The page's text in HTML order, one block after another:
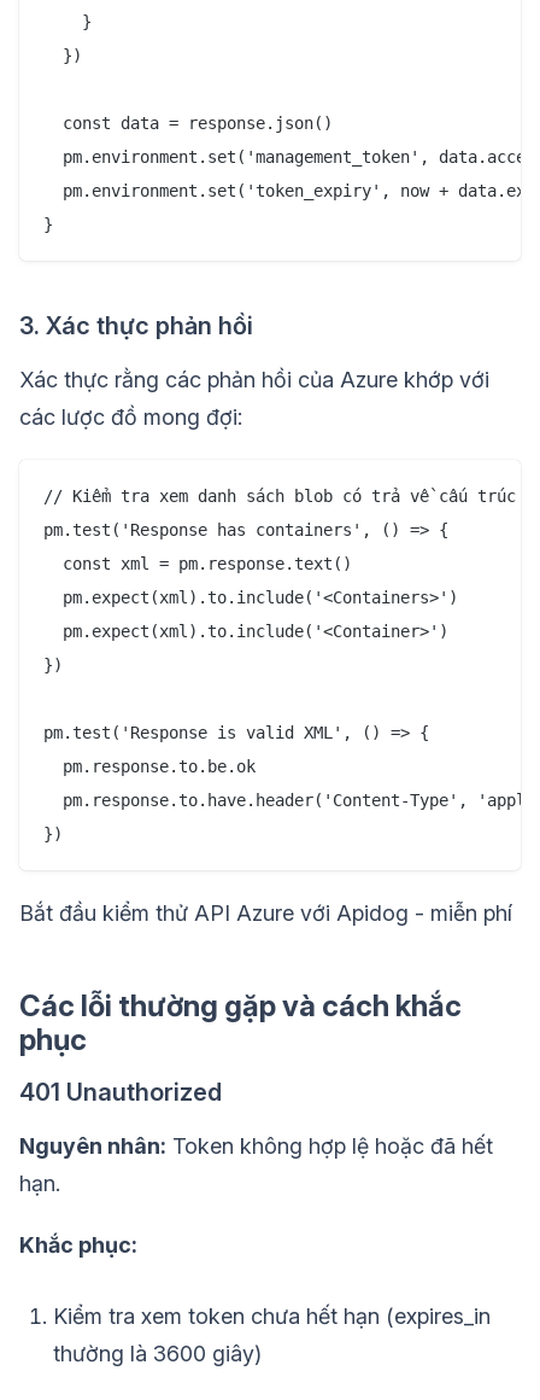
    }
  })
  const data = response.json()
pm.environment.set('management_token',
pm.environment.set('token_expiry', now +
3. Xác thực phản hồi
Xác thực rằng các phản hồi của Azure khớp với
các lược đồ mong đợi:
// Kiểm tra xem danh sách blob có trả về cấu trúc
pm.test('Response has containers', () => {
  const xml = pm.response.text()
  pm.expect(xml).to.include('<Containers>')
  pm.expect(xml).to.include('<Container>')
})
pm.test('Response is valid XML', () => {
  pm.response.to.be.ok
pm.response.to.have.header('Content-Type',
Bắt đầu kiểm thử API Azure với Apidog - miễn phí
Các lỗi thường gặp và cách khắc
phục
401 Unauthorized
Nguyên nhân: Token không hợp lệ hoặc đã hết
hạn.
Khắc phục:
Kiểm tra xem token chưa hết hạn (expires_in
thường là 3600 giây)